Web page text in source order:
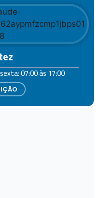
07:00 às 17:00